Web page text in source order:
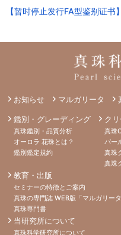
【暂时停止发行FA型鉴别证书】
お知らせ マルガリータ
鑑別・グレーディング
真珠鑑別・品質分析
オーロラ 花珠とは？
鑑別鑑定規約
ク
真珠
パー
真珠
真珠
教育・出版
セミナーの特徴とご案内
真珠の専門誌 WEB版「マルガリータ
真珠専門書
当研究所について
真珠科学研究所について